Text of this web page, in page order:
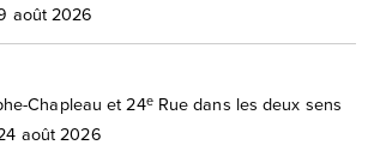
août 2026
Chapleau et 24eRue dans les deux sens
août 2026